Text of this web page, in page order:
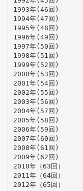
1993年(46回)
1994年(47回)
1995年(48回)
1996年(49回)
1997年(50回)
1998年(51回)
1999年(52回)
2000年(53回)
2001年(54回)
2002年(55回)
2003年(56回)
2004年(57回)
2005年(58回)
2006年(59回)
2007年(60回)
2008年(61回)
2009年(62回)
2010年（63回）
2011年（64回）
2012年（65回）